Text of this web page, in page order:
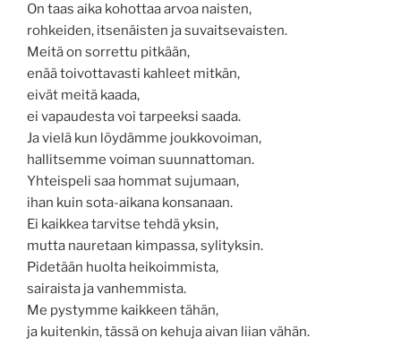
On taas aika kohottaa arvoa naisten,
rohkeiden, itsenäisten ja suvaitsevaisten.
Meitä on sorrettu pitkään,
enää toivottavasti kahleet mitkän,
eivät meitä kaada,
ei vapaudesta voi tarpeeksi saada.
Ja vielä kun löydämme joukkovoiman,
hallitsemme voiman suunnattoman.
Yhteispeli saa hommat sujumaan,
ihan kuin sota-aikana konsanaan.
Ei kaikkea tarvitse tehdä yksin,
mutta nauretaan kimpassa, sylityksin.
Pidetään huolta heikoimmista,
sairaista ja vanhemmista.
Me pystymme kaikkeen tähän,
ja kuitenkin, tässä on kehuja aivan liian vähän.